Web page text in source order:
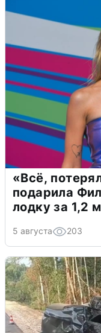
«Всё,
подарила
лодку за 1,2
5 августа 203